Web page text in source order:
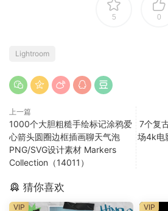
5 0
Lightroom
上一篇
1000个大胆粗糙手绘标记涂鸦爱
心箭头圆圈边框插画聊天气泡
PNG/SVG设计素材 Markers
Collection（14011）
7个复
场4k电
猜你喜欢
VIP VIP